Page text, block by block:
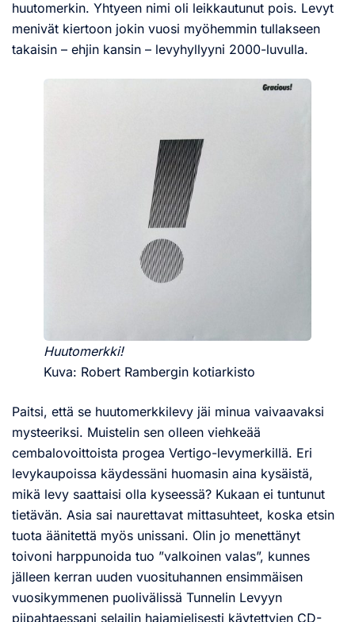
huutomerkin. Yhtyeen nimi oli leikkautunut pois. Levyt
menivät kiertoon jokin vuosi myöhemmin tullakseen
takaisin – ehjin kansin – levyhyllyyni 2000-luvulla.
Huutomerkki!
Kuva: Robert Rambergin kotiarkisto
Paitsi, että se huutomerkkilevy jäi minua vaivaavaksi
mysteeriksi. Muistelin sen olleen viehkeää
cembalovoittoista progea Vertigo-levymerkillä. Eri
levykaupoissa käydessäni huomasin aina kysäistä,
mikä levy saattaisi olla kyseessä? Kukaan ei tuntunut
tietävän. Asia sai naurettavat mittasuhteet, koska etsin
tuota äänitettä myös unissani. Olin jo menettänyt
toivoni harppunoida tuo ”valkoinen valas”, kunnes
jälleen kerran uuden vuosituhannen ensimmäisen
vuosikymmenen puolivälissä Tunnelin Levyyn
piipahtaessani selailin hajamielisesti käytettyjen CD-